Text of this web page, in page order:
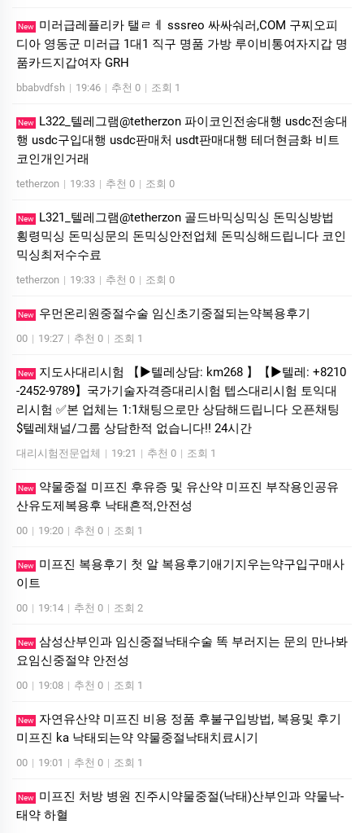
New
미러급레플리카 탤ㄹㅔ sssreo 싸싸숴러,COM 구찌오피
디아 영동군 미러급 1대1 직구 명품 가방 루이비통여자지갑 명
품카드지갑여자 GRH
bbabvdfsh | 19:46 | 추천 0 | 조회 1
New
L322_텔레그램@tetherzon 파이코인전송대행 usdc전송대
행 usdc구입대행 usdc판매처 usdt판매대행 테더현금화 비트
코인개인거래
tetherzon | 19:33 | 추천 0 | 조회 0
New
L321_텔레그램@tetherzon 골드바믹싱믹싱 돈믹싱방법
횡령믹싱 돈믹싱문의 돈믹싱안전업체 돈믹싱해드립니다 코인
믹싱최저수수료
tetherzon | 19:33 | 추천 0 | 조회 0
New 우먼온리원중절수술 임신초기중절되는약복용후기
00 | 19:27 | 추천 0 | 조회 1
New
지도사대리시험 【▶텔레상담: km268 】【▶텔레: +8210
-2452-9789】국가기술자격증대리시험 텝스대리시험 토익대
리시험 ✅본 업체는 1:1채팅으로만 상담해드립니다 오픈채팅
$텔레채널/그룹 상담한적 없습니다!! 24시간
대리시험전문업체 | 19:21 | 추천 0 | 조회 1
New
약물중절 미프진 후유증 및 유산약 미프진 부작용인공유
산유도제복용후 낙태흔적,안전성
00 | 19:20 | 추천 0 | 조회 1
New
미프진 복용후기 첫 알 복용후기애기지우는약구입구매사
이트
00 | 19:14 | 추천 0 | 조회 2
New 삼성산부인과 임신중절낙태수술 똑 부러지는 문의 만나봐
요임신중절약 안전성
00 | 19:08 | 추천 0 | 조회 1
New
자연유산약 미프진 비용 정품 후불구입방법, 복용및 후기
미프진 ka 낙태되는약 약물중절낙태치료시기
00 | 19:01 | 추천 0 | 조회 1
New
미프진 처방 병원 진주시약물중절(낙태)산부인과 약물낙­
태약 하혈